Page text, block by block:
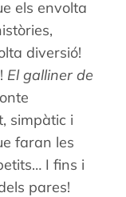
els envolta
diversió!
El galliner de
simpàtic i
faran les
I fins i
pares!